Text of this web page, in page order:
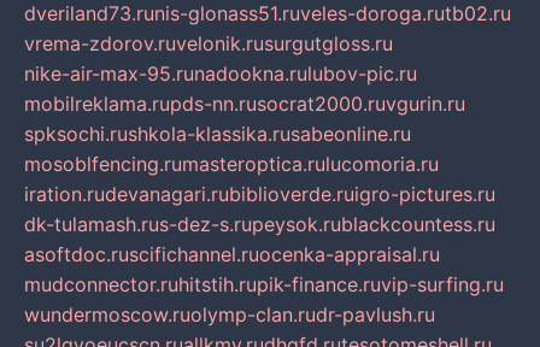
dveriland73.runis-glonass51.ruveles-doroga.rutb02.ru
vrema-zdorov.ruvelonik.rusurgutgloss.ru
nike-air-max-95.runadookna.rulubov-pic.ru
mobilreklama.rupds-nn.rusocrat2000.ruvgurin.ru
spksochi.rushkola-klassika.rusabeonline.ru
mosoblfencing.rumasteroptica.rulucomoria.ru
iration.rudevanagari.rubiblioverde.ruigro-pictures.ru
dk-tulamash.rus-dez-s.rupeysok.rublackcountess.ru
asoftdoc.ruscifichannel.ruocenka-appraisal.ru
mudconnector.ruhitstih.rupik-finance.ruvip-surfing.ru
wundermoscow.ruolymp-clan.rudr-pavlush.ru